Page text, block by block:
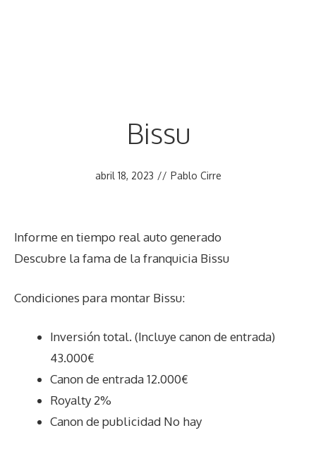
Bissu
abril 18, 2023 // Pablo Cirre
Informe en tiempo real auto generado
Descubre la fama de la franquicia Bissu
Condiciones para montar Bissu:
Inversión total. (Incluye canon de entrada)
43.000€
Canon de entrada 12.000€
Royalty 2%
Canon de publicidad No hay